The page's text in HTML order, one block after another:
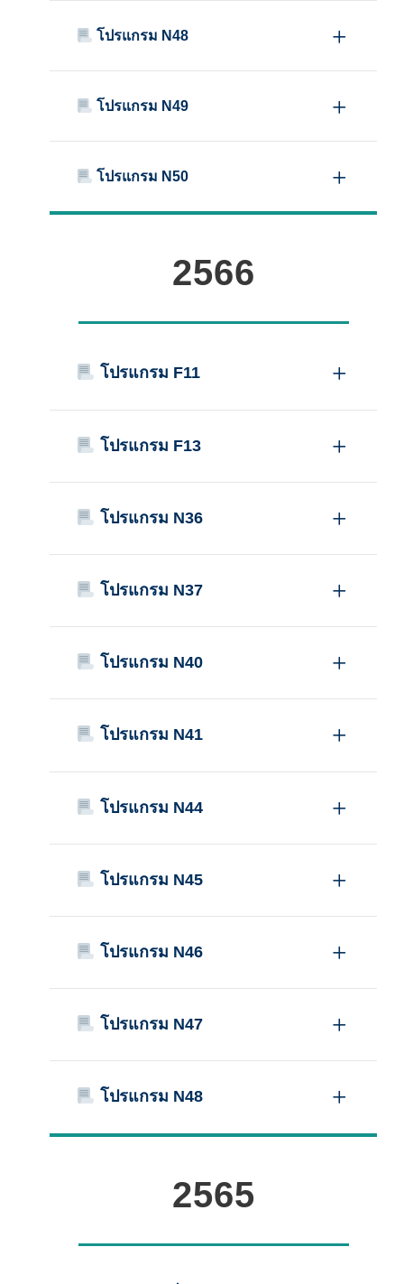
โปรแกรม N48
โปรแกรม N49
โปรแกรม N50
2566
โปรแกรม F11
โปรแกรม F13
โปรแกรม N36
โปรแกรม N37
โปรแกรม N40
โปรแกรม N41
โปรแกรม N44
โปรแกรม N45
โปรแกรม N46
โปรแกรม N47
โปรแกรม N48
2565